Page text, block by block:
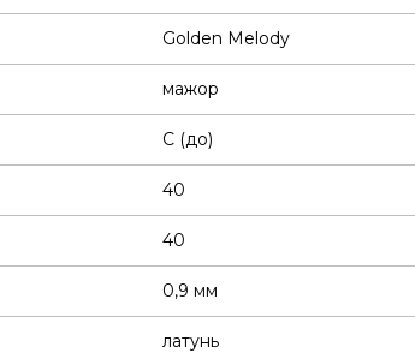
Golden Melody
мажор
C (до)
40
40
0,9 мм
латунь